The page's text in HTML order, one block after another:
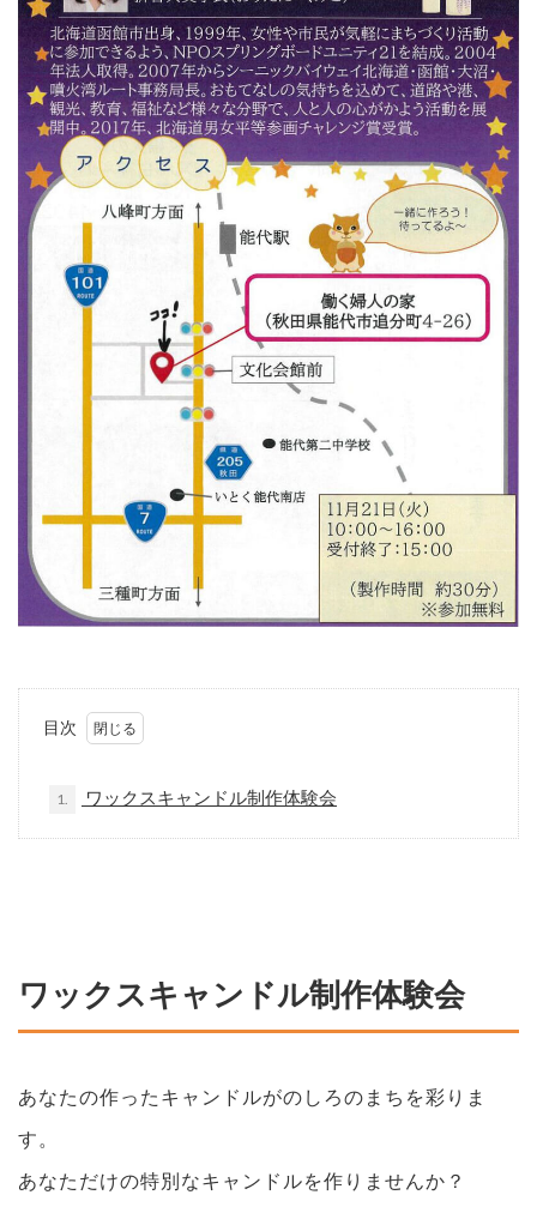
目次
1. ワックスキャンドル制作体験会
ワックスキャンドル制作体験会
あなたの作ったキャンドルがのしろのまちを彩りま
す。
あなただけの特別なキャンドルを作りませんか？